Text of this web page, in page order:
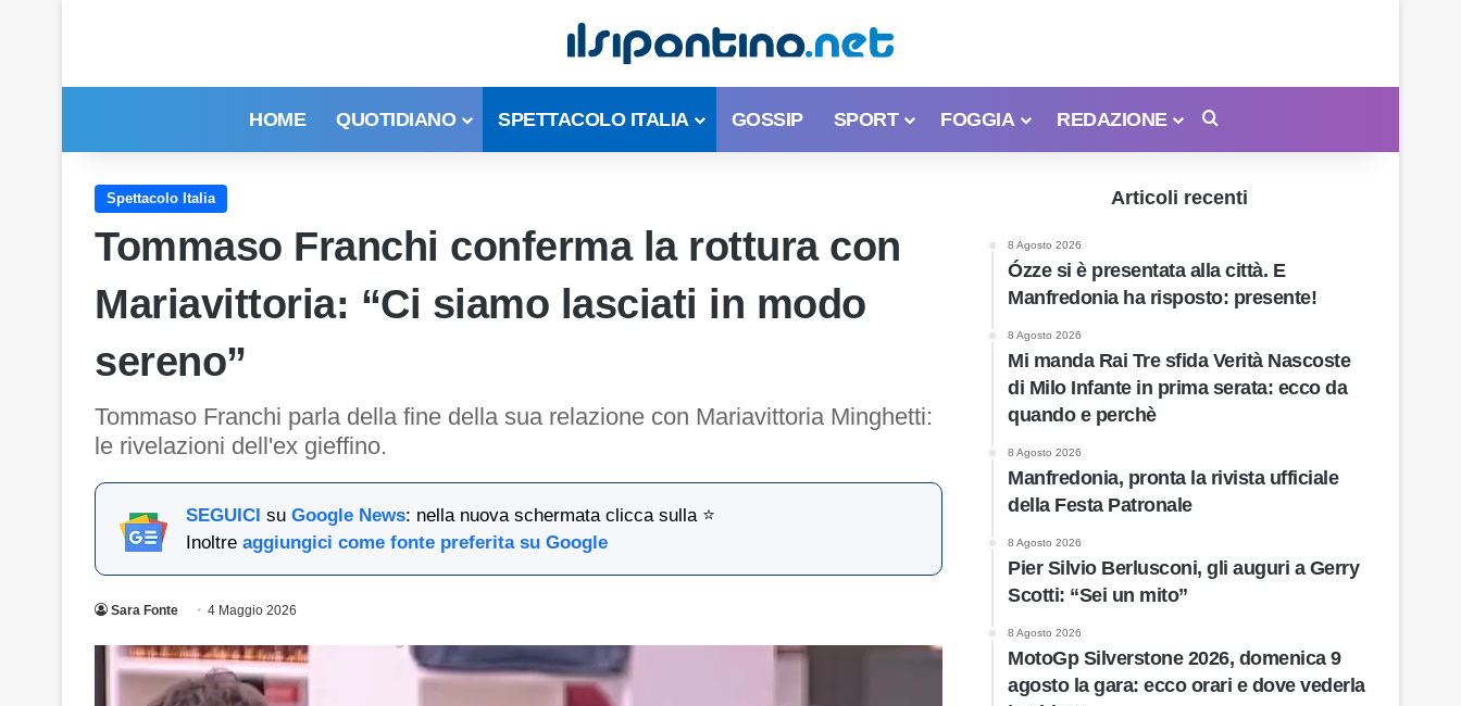
HOME QUOTIDIANO SPETTACOLO ITALIA GOSSIP SPORT FOGGIA REDAZIONE
Spettacolo Italia
Tommaso Franchi conferma la rottura con
Mariavittoria: “Ci siamo lasciati in modo
sereno”
Tommaso Franchi parla della fine della sua relazione con Mariavittoria Minghetti:
le rivelazioni dell'ex gieffino.
SEGUICI su Google News: nella nuova schermata clicca sulla ⭐
Inoltre aggiungici come fonte preferita su Google
Sara Fonte 4 Maggio 2026
Articoli recenti
8 Agosto 2026
Ózze si è presentata alla città. E
Manfredonia ha risposto: presente!
8 Agosto 2026
Mi manda Rai Tre sfida Verità Nascoste
di Milo Infante in prima serata: ecco da
quando e perchè
8 Agosto 2026
Manfredonia, pronta la rivista ufficiale
della Festa Patronale
8 Agosto 2026
Pier Silvio Berlusconi, gli auguri a Gerry
Scotti: “Sei un mito”
8 Agosto 2026
MotoGp Silverstone 2026, domenica 9
agosto la gara: ecco orari e dove vederla